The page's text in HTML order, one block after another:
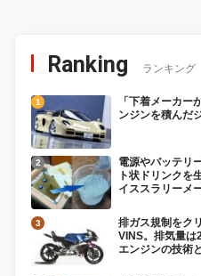
Ranking ランキング
「下着メーカ
ンジンを積んだ
電源やバッテリ
ト状ドリンクを
イススラリーメ
排ガス規制をク
VINS。排気量
エンジンの技術